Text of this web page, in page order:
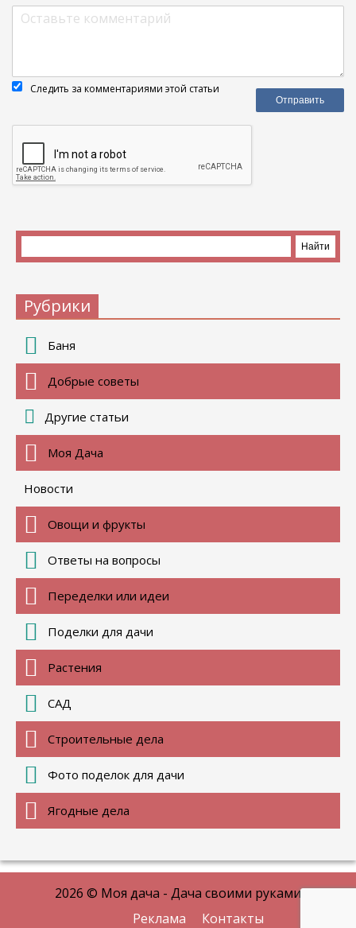
Следить за комментариями этой статьи
Рубрики
Баня
Добрые советы
Другие статьи
Моя Дача
Новости
Овощи и фрукты
Ответы на вопросы
Переделки или идеи
Поделки для дачи
Растения
САД
Строительные дела
Фото поделок для дачи
Ягодные дела
2026 © Моя дача - Дача своими руками
Реклама
Контакты